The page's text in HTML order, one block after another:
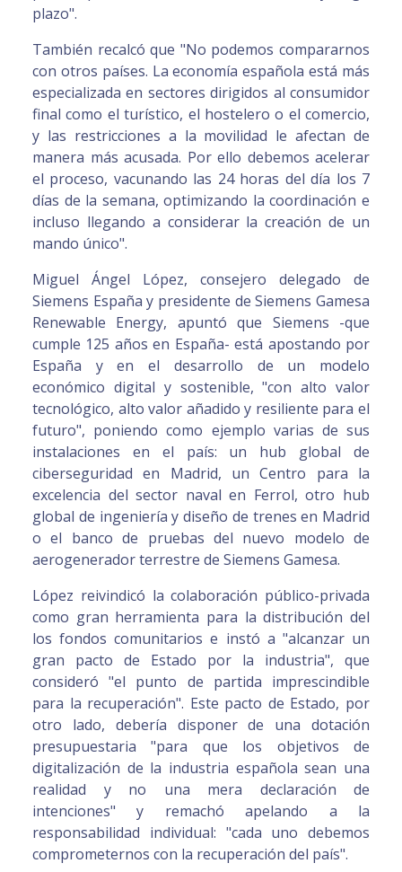
plazo".
También recalcó que "No podemos compararnos
con otros países. La economía española está más
especializada en sectores dirigidos al consumidor
final como el turístico, el hostelero o el comercio,
y las restricciones a la movilidad le afectan de
manera más acusada. Por ello debemos acelerar
el proceso, vacunando las 24 horas del día los 7
días de la semana, optimizando la coordinación e
incluso llegando a considerar la creación de un
mando único".
Miguel Ángel López, consejero delegado de
Siemens España y presidente de Siemens Gamesa
Renewable Energy, apuntó que Siemens -que
cumple 125 años en España- está apostando por
España y en el desarrollo de un modelo
económico digital y sostenible, "con alto valor
tecnológico, alto valor añadido y resiliente para el
futuro", poniendo como ejemplo varias de sus
instalaciones en el país: un hub global de
ciberseguridad en Madrid, un Centro para la
excelencia del sector naval en Ferrol, otro hub
global de ingeniería y diseño de trenes en Madrid
o el banco de pruebas del nuevo modelo de
aerogenerador terrestre de Siemens Gamesa.
López reivindicó la colaboración público-privada
como gran herramienta para la distribución del
los fondos comunitarios e instó a "alcanzar un
gran pacto de Estado por la industria", que
consideró "el punto de partida imprescindible
para la recuperación". Este pacto de Estado, por
otro lado, debería disponer de una dotación
presupuestaria "para que los objetivos de
digitalización de la industria española sean una
realidad y no una mera declaración de
intenciones" y remachó apelando a la
responsabilidad individual: "cada uno debemos
comprometernos con la recuperación del país".